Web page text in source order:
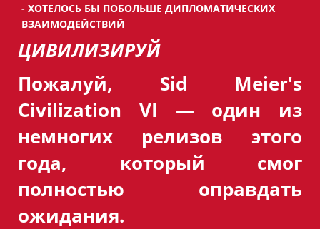
- ХОТЕЛОСЬ БЫ ПОБОЛЬШЕ ДИПЛОМАТИЧЕСКИХ
ВЗАИМОДЕЙСТВИЙ
ЦИВИЛИЗИРУЙ
Пожалуй, Sid Meier's
Civilization VI — один из
немногих релизов этого
года, который смог
полностью оправдать
ожидания.